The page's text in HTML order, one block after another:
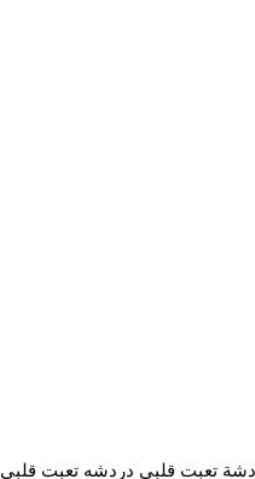
تعبت قلبي دردشه تعبت قلبي